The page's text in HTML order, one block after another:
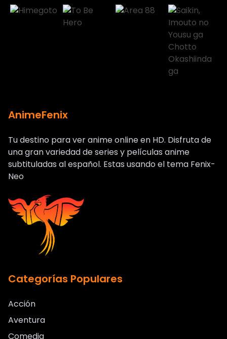
AnimeFenix
Tu destino para ver anime online en HD. Disfruta de
una gran variedad de series y películas anime
subtituladas al español. Estas usando el tema Fenix-
Neo
Categorías Populares
Acción
Aventura
Comedia